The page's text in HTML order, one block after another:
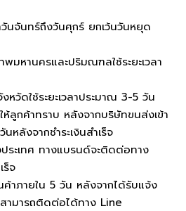
จันทร์ถึงวันศุกร์ ยกเว้นวันหยุด
มหานครและปริมณฑลใช้ระยะเวลา
วัดใช้ระยะเวลาประมาณ 3-5 วัน
ลูกค้าทราบ หลังจากบริษัทขนส่งเข้า
หลังจากชำระเงินสำเร็จ
ระเทศ ทางแบรนด์จะติดต่อทาง
ร็จ
าภายใน 5 วัน หลังจากได้รับแจ้ง
ามารถติดต่อได้ทาง Line